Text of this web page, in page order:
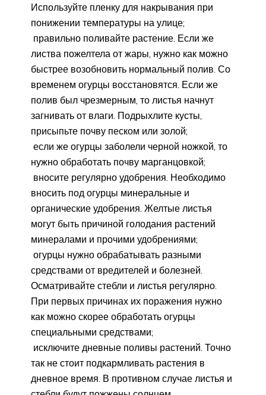
Используйте пленку для накрывания при
понижении температуры на улице;
правильно поливайте растение. Если же
листва пожелтела от жары, нужно как можно
быстрее возобновить нормальный полив. Со
временем огурцы восстановятся. Если же
полив был чрезмерным, то листья начнут
загнивать от влаги. Подрыхлите кусты,
присыпьте почву песком или золой;
если же огурцы заболели черной ножкой, то
нужно обработать почву марганцовкой;
вносите регулярно удобрения. Необходимо
вносить под огурцы минеральные и
органические удобрения. Желтые листья
могут быть причиной голодания растений
минералами и прочими удобрениями;
огурцы нужно обрабатывать разными
средствами от вредителей и болезней.
Осматривайте стебли и листья регулярно.
При первых причинах их поражения нужно
как можно скорее обработать огурцы
специальными средствами;
исключите дневные поливы растений. Точно
так не стоит подкармливать растения в
дневное время. В противном случае листья и